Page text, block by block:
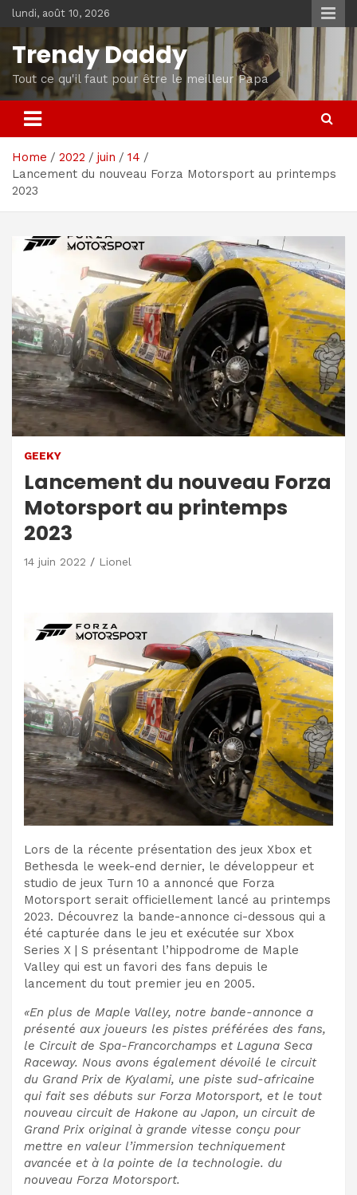
Skip
to
content
lundi, août 10, 2026
Trendy Daddy
Tout ce qu'il faut pour être le meilleur Papa
Home 2022 juin
14
Lancement du nouveau Forza Motorsport au printemps
2023
GEEKY
Lancement du nouveau Forza
Motorsport au printemps
2023
14 juin 2022 Lionel
Lors de la récente présentation des jeux Xbox et
Bethesda le week-end dernier, le développeur et
studio de jeux Turn 10 a annoncé que Forza
Motorsport serait officiellement lancé au printemps
2023. Découvrez la bande-annonce ci-dessous qui a
été capturée dans le jeu et exécutée sur Xbox
Series X | S présentant l’hippodrome de Maple
Valley qui est un favori des fans depuis le
lancement du tout premier jeu en 2005.
«En plus de Maple Valley, notre bande-annonce a
présenté aux joueurs les pistes préférées des fans,
le Circuit de Spa-Francorchamps et Laguna Seca
Raceway. Nous avons également dévoilé le circuit
du Grand Prix de Kyalami, une piste sud-africaine
qui fait ses débuts sur Forza Motorsport, et le tout
nouveau circuit de Hakone au Japon, un circuit de
Grand Prix original à grande vitesse conçu pour
mettre en valeur l’immersion techniquement
avancée et à la pointe de la technologie. du
nouveau Forza Motorsport.